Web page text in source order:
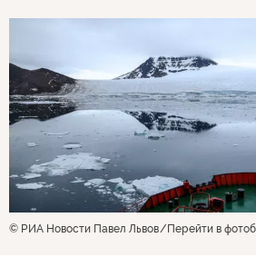
© РИА Новости Павел Львов Перейти в